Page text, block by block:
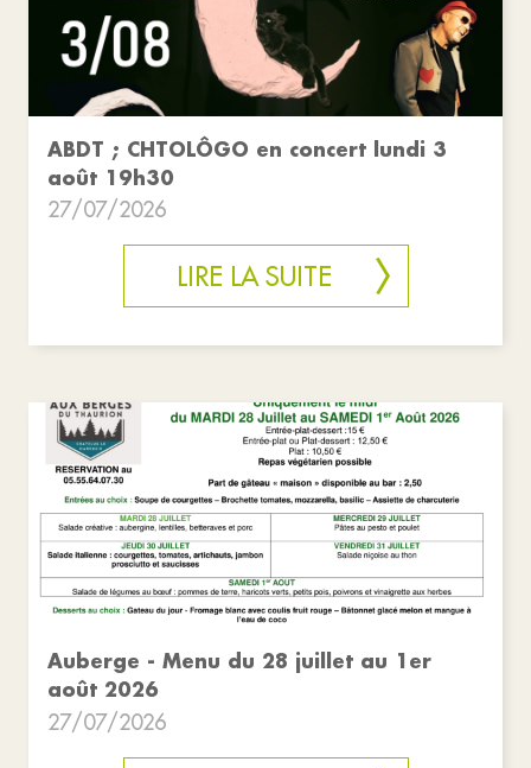
ABDT ; CHTOLÔGO en concert lundi 3
août 19h30
27/07/2026
LIRE LA SUITE
Auberge - Menu du 28 juillet au 1er
août 2026
27/07/2026